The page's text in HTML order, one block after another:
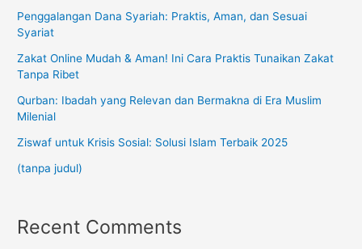
Penggalangan Dana Syariah: Praktis, Aman, dan Sesuai
Syariat
Zakat Online Mudah & Aman! Ini Cara Praktis Tunaikan Zakat
Tanpa Ribet
Qurban: Ibadah yang Relevan dan Bermakna di Era Muslim
Milenial
Ziswaf untuk Krisis Sosial: Solusi Islam Terbaik 2025
(tanpa judul)
Recent Comments